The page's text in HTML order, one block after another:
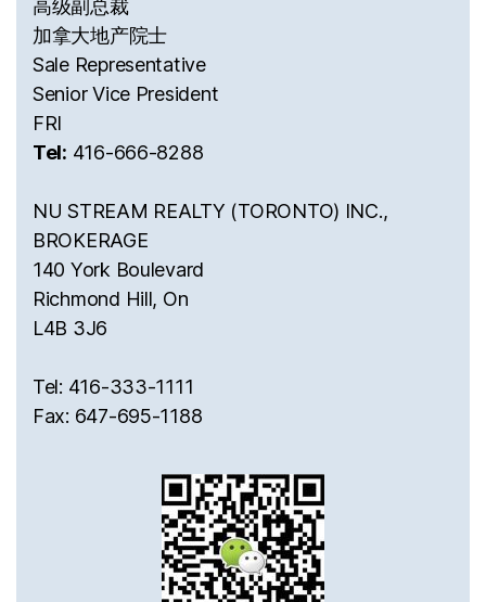
高级副总裁
加拿大地产院士
Sale Representative
Senior Vice President
FRI
Tel: 416-666-8288
NU STREAM REALTY (TORONTO) INC.,
BROKERAGE
140 York Boulevard
Richmond Hill, On
L4B 3J6
Tel: 416-333-1111
Fax: 647-695-1188